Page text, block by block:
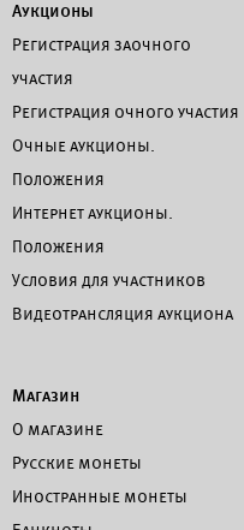
Аукционы
Регистрация заочного
участия
Регистрация очного участия
Очные аукционы.
Положения
Интернет аукционы.
Положения
Условия для участников
Видеотрансляция аукциона
Магазин
О магазине
Русские монеты
Иностранные монеты